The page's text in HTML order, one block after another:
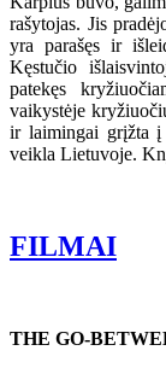
rašytojas. Jis
yra parašęs ir
Kęstučio
patekęs
vaikystėje
ir laimingai grįžta į
veikla Lietuvoje.
FILMAI
THE GO-